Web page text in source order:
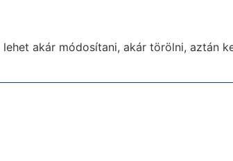
akár módosítani, akár törölni, aztán